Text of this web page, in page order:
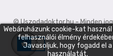
Webáruházunk cookie-kat használ
felhasználói élmény
Javasoljuk, hogy fogadd el a
használatát.
© Uszodadoktor.hu - Minden